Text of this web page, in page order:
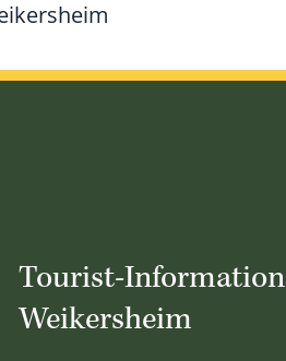
Tourist-Information
Weikersheim